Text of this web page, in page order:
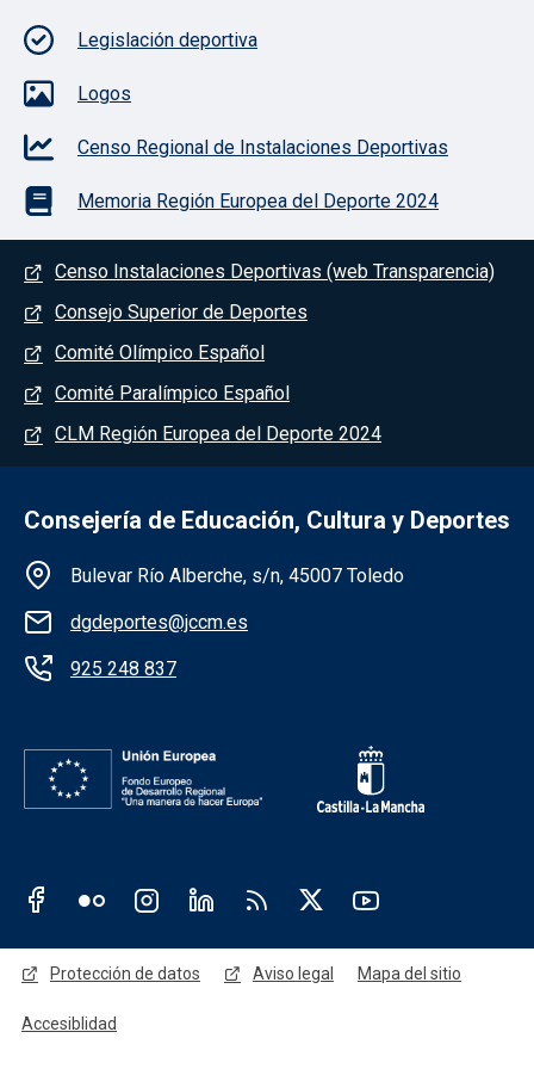
Legislación deportiva
Logos
Censo Regional de Instalaciones Deportivas
Memoria Región Europea del Deporte 2024
Menú del pie
Censo Instalaciones Deportivas (web Transparencia)
Consejo Superior de Deportes
Comité Olímpico Español
Comité Paralímpico Español
CLM Región Europea del Deporte 2024
Consejería de Educación, Cultura y Deportes
Información de la institución
Bulevar Río Alberche, s/n, 45007 Toledo
dgdeportes@jccm.es
925 248 837
Redes sociales JCCM
Menú legal
Protección de datos Aviso legal Mapa del sitio
Accesiblidad